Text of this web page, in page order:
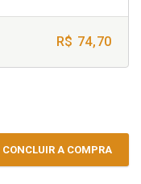
R$ 74,70
CONCLUIR A COMPRA